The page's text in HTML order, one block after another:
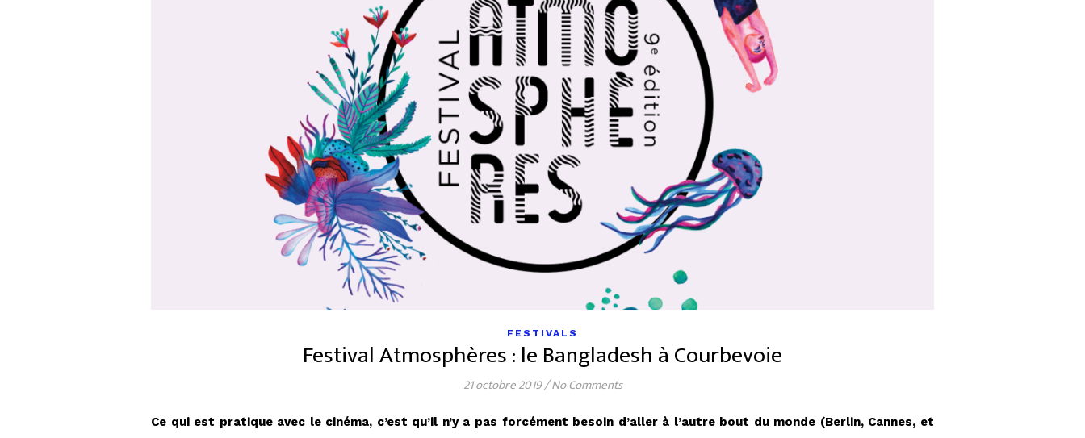
FESTIVALS
Festival Atmosphères : le Bangladesh à Courbevoie
21 octobre 2019/No Comments
Ce qui est pratique avec le cinéma, c’est qu’il n’y a pas forcément besoin d’aller à l’autre bout du monde (Berlin, Cannes, et